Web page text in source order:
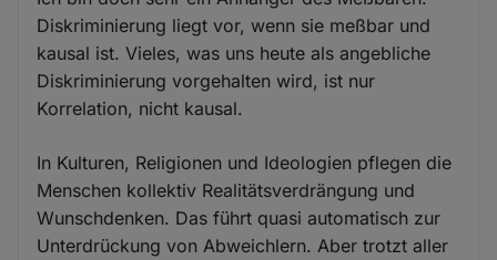
Diskriminierung liegt vor, wenn sie meßbar und
kausal ist. Vieles, was uns heute als angebliche
Diskriminierung vorgehalten wird, ist nur
Korrelation, nicht kausal.
In Kulturen, Religionen und Ideologien pflegen die
Menschen kollektiv Realitätsverdrängung und
Wunschdenken. Das führt quasi automatisch zur
Unterdrückung von Abweichlern. Aber trotzt aller